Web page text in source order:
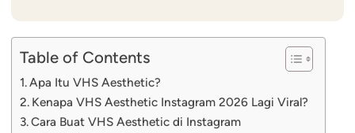
Table of Contents
Apa Itu VHS Aesthetic?
Kenapa VHS Aesthetic Instagram 2026 Lagi Viral?
Cara Buat VHS Aesthetic di Instagram